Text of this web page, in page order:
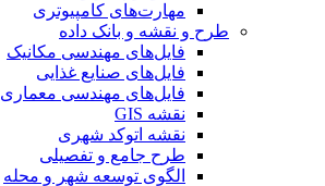
مهارت‌های کامپیوتری
طرح و نقشه و بانک داده
فایل‌های مهندسی مکانیک
فایل‌های صنایع غذایی
فایل‌های مهندسی معماری
نقشه GIS
نقشه اتوکد شهری
طرح جامع و تفصیلی
الگوی توسعه شهر و محله